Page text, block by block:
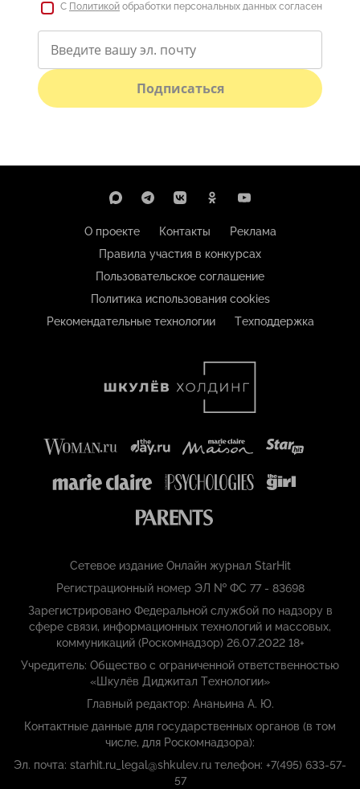
С Политикой обработки персональных данных согласен
Подписаться
О проекте Контакты
Реклама
Правила участия в конкурсах
Пользовательское соглашение
Политика использования cookies
Рекомендательные технологии
Техподдержка
Сетевое издание Онлайн журнал StarHit
Регистрационный номер ЭЛ № ФС 77 - 83698
Зарегистрировано Федеральной службой по надзору в
сфере связи, информационных технологий и массовых,
коммуникаций (Роскомнадзор) 26.07.2022 18+
Учредитель: Общество с ограниченной ответственностью
«Шкулёв Диджитал Технологии»
Главный редактор: Ананьина А. Ю.
Контактные данные для государственных органов (в том
числе, для Роскомнадзора):
Эл. почта: starhit.ru_legal@shkulev.ru телефон: +7(495) 633-57-
57